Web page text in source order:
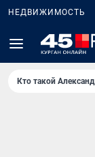
НЕДВИЖИМОСТЬ
Кто такой